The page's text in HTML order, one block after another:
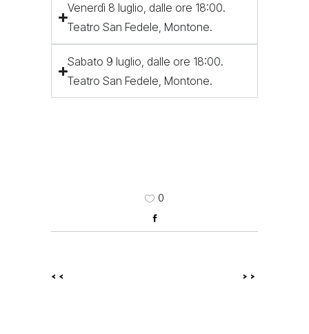
Venerdì 8 luglio, dalle ore 18:00.
Teatro San Fedele, Montone.
Sabato 9 luglio, dalle ore 18:00.
Teatro San Fedele, Montone.
0
<< >>